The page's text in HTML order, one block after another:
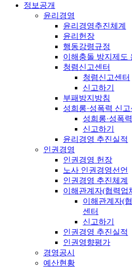
정보공개
윤리경영
윤리경영추진체계
윤리헌장
행동강령규정
이해충돌 방지제도
청렴신고센터
청렴신고센터
신고하기
부패방지방침
성희롱·성폭력 신고
성희롱·성폭
신고하기
윤리경영 추진실적
인권경영
인권경영 헌장
노사 인권경영선언
인권경영 추진체계
이해관계자(협력업
이해관계자(
센터
신고하기
인권경영 추진실적
인권영향평가
경영공시
예산현황